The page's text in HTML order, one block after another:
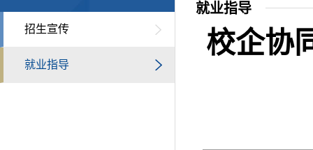
招生宣传
就业指导
就业指导
校企协